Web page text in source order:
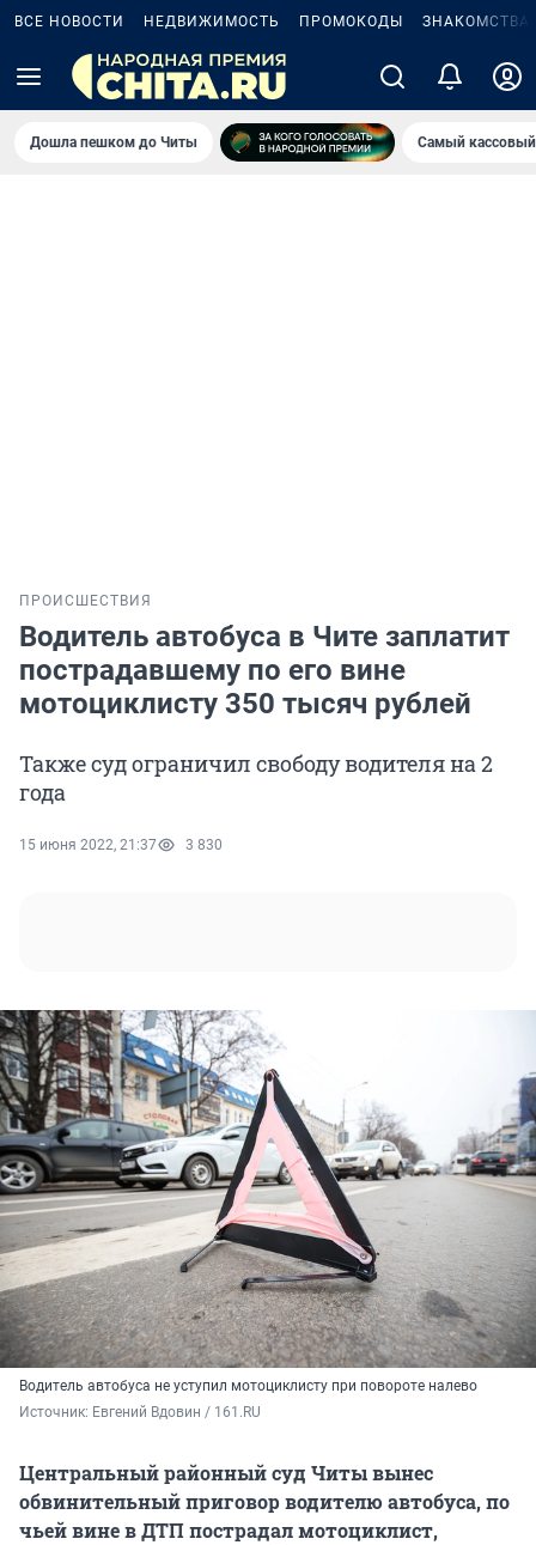
ВСЕ НОВОСТИ НЕДВИЖИМОСТЬ ПРОМОКОДЫ ЗНАКОМСТВА
Дошла пешком до Читы Самый
ПРОИСШЕСТВИЯ
Водитель автобуса в Чите заплатит
пострадавшему по его вине
мотоциклисту 350 тысяч рублей
Также суд ограничил свободу водителя на 2
года
15 июня 2022, 21:37 3 830
Водитель автобуса не уступил мотоциклисту при повороте налево
Источник: Евгений Вдовин / 161.RU
Центральный районный суд Читы вынес
обвинительный приговор водителю автобуса, по
чьей вине в ДТП пострадал мотоциклист,